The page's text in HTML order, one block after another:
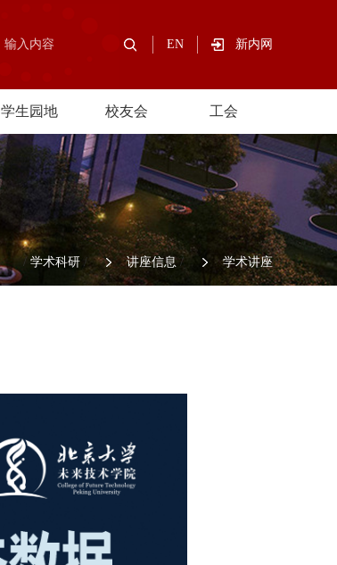
EN 新内网
学生园地 校友会 工会
/ 学术科研 / 讲座信息 / 学术讲座